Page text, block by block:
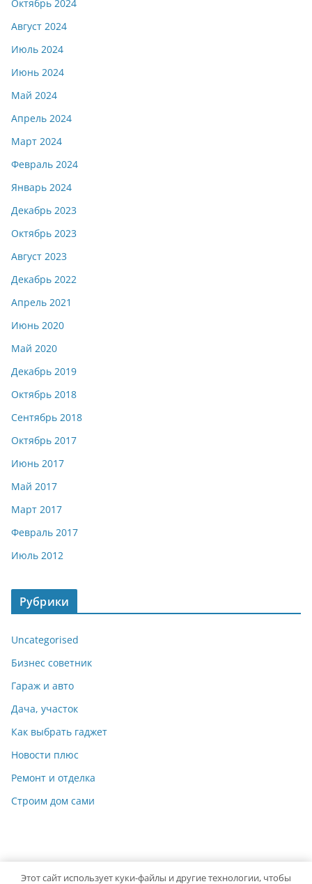
Октябрь 2024
Август 2024
Июль 2024
Июнь 2024
Май 2024
Апрель 2024
Март 2024
Февраль 2024
Январь 2024
Декабрь 2023
Октябрь 2023
Август 2023
Декабрь 2022
Апрель 2021
Июнь 2020
Май 2020
Декабрь 2019
Октябрь 2018
Сентябрь 2018
Октябрь 2017
Июнь 2017
Май 2017
Март 2017
Февраль 2017
Июль 2012
Рубрики
Uncategorised
Бизнес советник
Гараж и авто
Дача, участок
Как выбрать гаджет
Новости плюс
Ремонт и отделка
Строим дом сами
Этот сайт использует куки-файлы и другие технологии, чтобы